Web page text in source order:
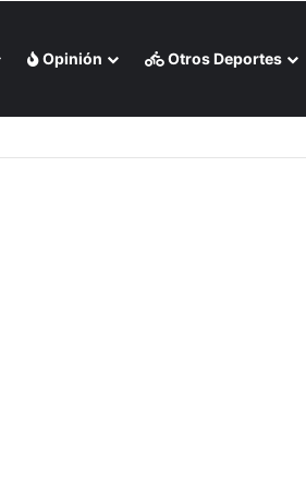
Opinión Otros Deportes
de la Leagues Cup